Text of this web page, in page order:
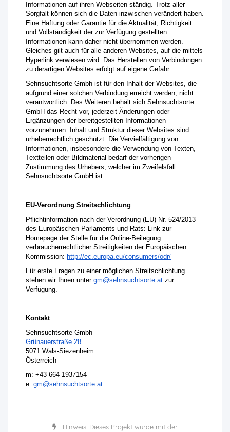
Informationen auf ihren Webseiten ständig. Trotz aller
Sorgfalt können sich die Daten inzwischen verändert haben.
Eine Haftung oder Garantie für die Aktualität, Richtigkeit
und Vollständigkeit der zur Verfügung gestellten
Informationen kann daher nicht übernommen werden.
Gleiches gilt auch für alle anderen Websites, auf die mittels
Hyperlink verwiesen wird. Das Herstellen von Verbindungen
zu derartigen Websites erfolgt auf eigene Gefahr.
Sehnsuchtsorte Gmbh ist für den Inhalt der Websites, die
aufgrund einer solchen Verbindung erreicht werden, nicht
verantwortlich. Des Weiteren behält sich Sehnsuchtsorte
GmbH das Recht vor, jederzeit Änderungen oder
Ergänzungen der bereitgestellten Informationen
vorzunehmen. Inhalt und Struktur dieser Websites sind
urheberrechtlich geschützt. Die Vervielfältigung von
Informationen, insbesondere die Verwendung von Texten,
Textteilen oder Bildmaterial bedarf der vorherigen
Zustimmung des Urhebers, welcher im Zweifelsfall
Sehnsuchtsorte GmbH ist.
EU-Verordnung Streitschlichtung
Pflichtinformation nach der Verordnung (EU) Nr. 524/2013
des Europäischen Parlaments und Rats: Link zur
Homepage der Stelle für die Online-Beilegung
verbraucherrechtlicher Streitigkeiten der Europäischen
Kommission: http://ec.europa.eu/consumers/odr/
Für erste Fragen zu einer möglichen Streitschlichtung
stehen wir Ihnen unter gm@sehnsuchtsorte.at zur
Verfügung.
Kontakt
Sehnsuchtsorte Gmbh
Grünauerstraße 28
5071 Wals-Siezenheim
Österreich
m: +43 664 1937154
e: gm@sehnsuchtsorte.at
Hinweis: Dieses Projekt wurde mit der